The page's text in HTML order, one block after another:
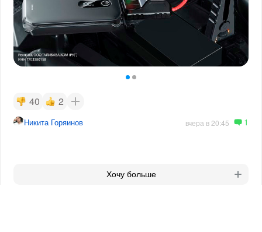
40 2
Никита Горяинов вчера в 20:45 1
Хочу больше